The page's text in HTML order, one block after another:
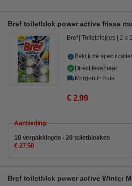
Bref toiletblok power active frisse
Bref Toiletblokjes 2 x
Bekijk de
Direct leverbaar
Morgen in huis
€ 2,99
Aanbieding:
10 verpakkingen - 20 toiletblokken
€ 27,50
Bref toiletblok power active Winter